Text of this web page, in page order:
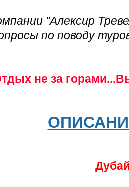
"Алексир
по поводу
не за